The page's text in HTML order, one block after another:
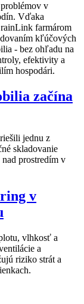
v
Vďaka
farmárom
kľúčových
- bez ohľadu na
efektivity a
hospodári.
začína
jednu z
skladovanie
prostredím v
v
vlhkosť a
a
riziko strát a